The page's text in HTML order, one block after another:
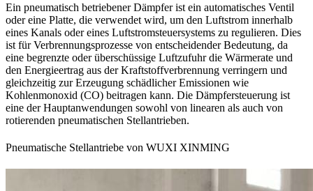
Ein pneumatisch betriebener Dämpfer ist ein automatisches Ventil
oder eine Platte, die verwendet wird, um den Luftstrom innerhalb
eines Kanals oder eines Luftstromsteuersystems zu regulieren. Dies
ist für Verbrennungsprozesse von entscheidender Bedeutung, da
eine begrenzte oder überschüssige Luftzufuhr die Wärmerate und
den Energieertrag aus der Kraftstoffverbrennung verringern und
gleichzeitig zur Erzeugung schädlicher Emissionen wie
Kohlenmonoxid (CO) beitragen kann. Die Dämpfersteuerung ist
eine der Hauptanwendungen sowohl von linearen als auch von
rotierenden pneumatischen Stellantrieben.
Pneumatische Stellantriebe von WUXI XINMING